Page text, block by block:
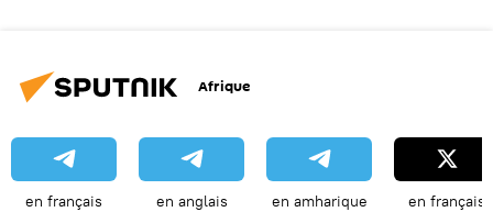
Afrique
en français en anglais en amharique en français